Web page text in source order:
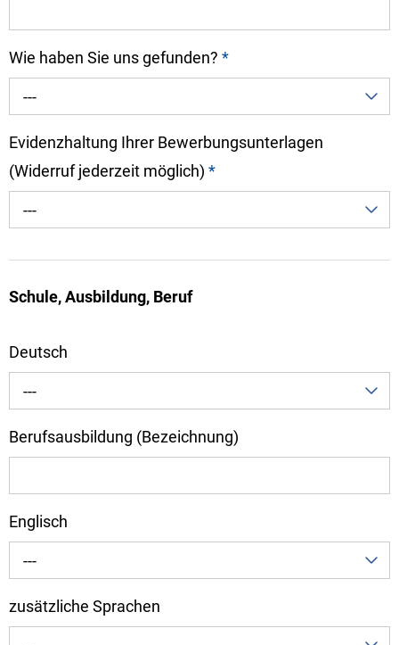
Wie haben Sie uns gefunden? *
---
Evidenzhaltung Ihrer Bewerbungsunterlagen
(Widerruf jederzeit möglich) *
---
Schule, Ausbildung, Beruf
Deutsch
---
Berufsausbildung (Bezeichnung)
Englisch
---
zusätzliche Sprachen